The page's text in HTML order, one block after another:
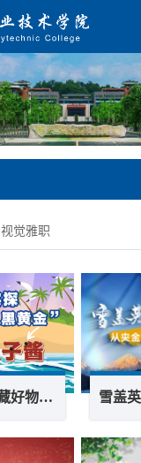
视觉雅职
大学生实探川藏好物“黑黄金”鱼子酱